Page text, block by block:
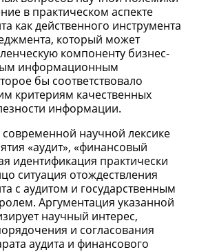
в практическом аспекте
как действенного инструмента
который может
компоненту бизнес-
информационным
бы соответствовало
критериям качественных
информации.
современной научной лексике
«аудит», «финансовый
идентификация практически
ситуация отождествления
с аудитом и государственным
Аргументация указанной
научный интерес,
и согласования
аудита и финансового